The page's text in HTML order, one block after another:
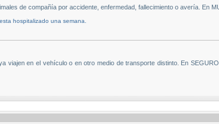
de compañía por accidente, enfermedad, fallecimiento o avería. En
hospitalizado una semana.
viajen en el vehículo o en otro medio de transporte distinto. En